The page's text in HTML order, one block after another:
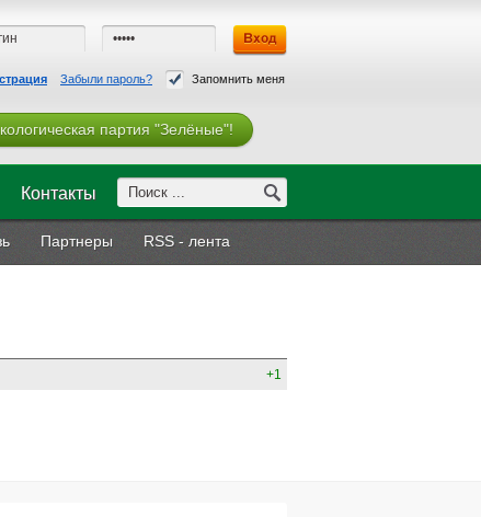
Забыли пароль? Запомнить меня
партия "Зелёные"!
Контакты
Партнеры RSS - лента
+1